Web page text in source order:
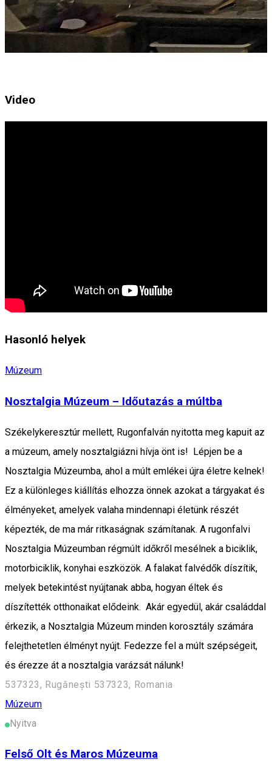
Video
Hasonló helyek
Múzeum
Nosztalgia Múzeum – Időutazás a múltba
Székelykeresztúr mellett, Rugonfalván nyitotta meg kapuit az
a múzeum, amely nosztalgiázni hívja önt is! Lépjen be a
Nosztalgia Múzeumba, ahol a múlt emlékei újra életre kelnek!
Ez a különleges kiállítás elhozza önnek azokat a tárgyakat és
élményeket, amelyek valaha mindennapi életünk részét
képezték, de ma már ritkaságnak számítanak. A rugonfalvi
Nosztalgia Múzeumban régmúlt időkről mesélnek a biciklik,
motorbiciklik, konyhai eszközök. A falakat falvédők díszítik,
melyek betekintést nyújtanak abba, hogyan éltek és
díszítették otthonaikat elődeink. Akár egyedül, akár családdal
érkezik, a Nosztalgia Múzeum minden korosztály számára
felejthetetlen élményt nyújt. Fedezze fel a múlt szépségeit,
és érezze át a nosztalgia varázsát nálunk!
537323, Rugănești 537323, Romania
Múzeum
Nyitva
Felső Olt és Maros Múzeuma